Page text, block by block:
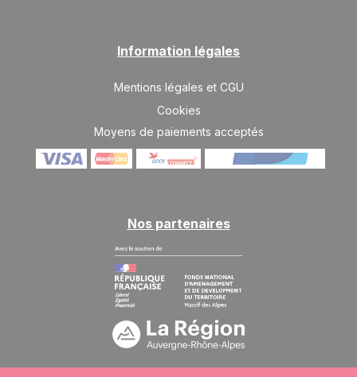
Information légales
Mentions légales et CGU
Cookies
Moyens de paiements acceptés
Nos partenaires